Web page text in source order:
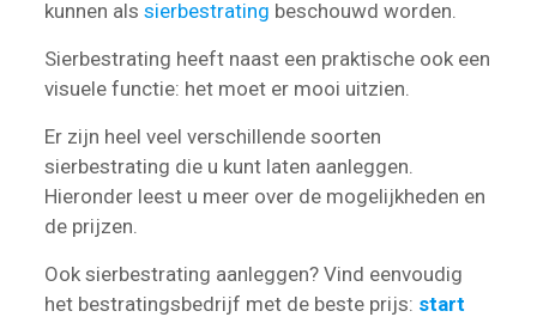
kunnen als sierbestrating beschouwd worden.
Sierbestrating heeft naast een praktische ook een
visuele functie: het moet er mooi uitzien.
Er zijn heel veel verschillende soorten
sierbestrating die u kunt laten aanleggen.
Hieronder leest u meer over de mogelijkheden en
de prijzen.
Ook sierbestrating aanleggen? Vind eenvoudig
het bestratingsbedrijf met de beste prijs: start